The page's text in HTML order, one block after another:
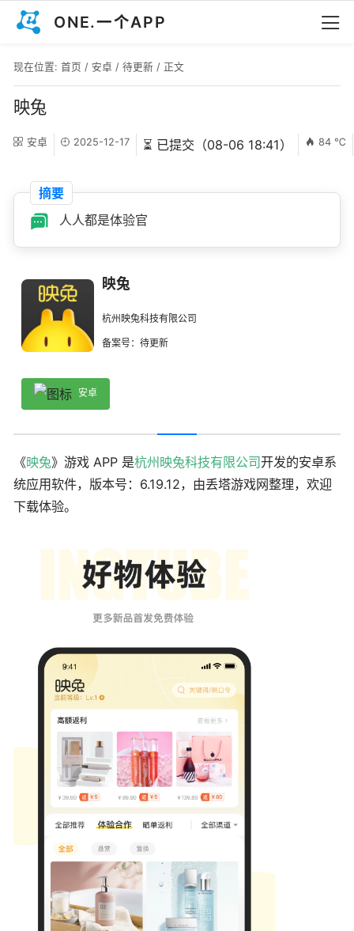
ONE.一个APP
现在位置: 首页 / 安卓 / 待更新 / 正文
映兔
安卓 2025-12-17 ⏳ 已提交（08-06 18:41） 84 ℃
摘要
人人都是体验官
映兔
杭州映兔科技有限公司
备案号：待更新
安卓
《映兔》游戏 APP 是杭州映兔科技有限公司开发的安卓系
统应用软件，版本号：6.19.12，由丢塔游戏网整理，欢迎
下载体验。